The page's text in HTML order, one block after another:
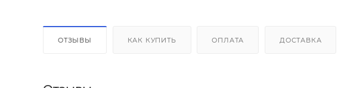
ОТЗЫВЫ КАК КУПИТЬ ОПЛАТА ДОСТАВКА